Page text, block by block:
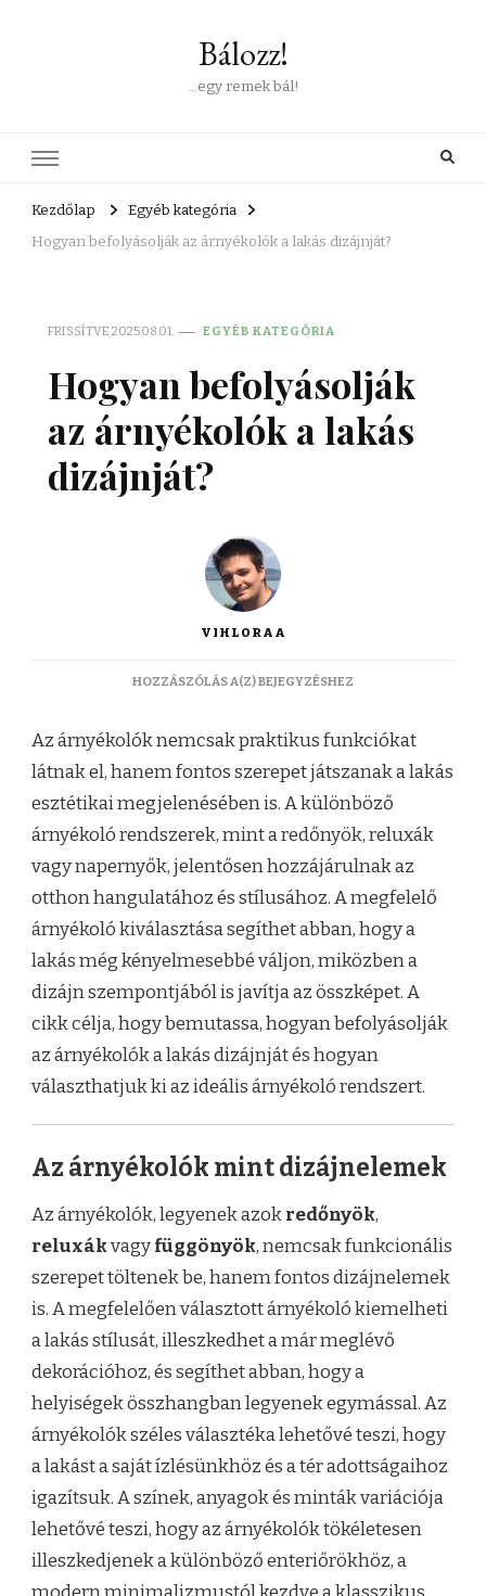
Bálozz!
…egy remek bál!
Kezdőlap
Egyéb kategória
Hogyan befolyásolják az árnyékolók a lakás dizájnját?
FRISSÍTVE 2025.08.01. EGYÉB KATEGÓRIA
Hogyan befolyásolják
az árnyékolók a lakás
dizájnját?
VIHLORAA
HOZZÁSZÓLÁS A(Z)HOGYAN
ÁRNYÉKOLÓK
LAKÁS
DIZÁJNJÁT?
BEJEGYZÉSHEZ
Az árnyékolók nemcsak praktikus funkciókat
látnak el, hanem fontos szerepet játszanak a lakás
esztétikai megjelenésében is. A különböző
árnyékoló rendszerek, mint a redőnyök, reluxák
vagy napernyők, jelentősen hozzájárulnak az
otthon hangulatához és stílusához. A megfelelő
árnyékoló kiválasztása segíthet abban, hogy a
lakás még kényelmesebbé váljon, miközben a
dizájn szempontjából is javítja az összképet. A
cikk célja, hogy bemutassa, hogyan befolyásolják
az árnyékolók a lakás dizájnját és hogyan
választhatjuk ki az ideális árnyékoló rendszert.
Az árnyékolók mint dizájnelemek
Az árnyékolók, legyenek azokredőnyök,
reluxákvagyfüggönyök, nemcsak funkcionális
szerepet töltenek be, hanem fontos dizájnelemek
is. A megfelelően választott árnyékoló kiemelheti
a lakás stílusát, illeszkedhet a már meglévő
dekorációhoz, és segíthet abban, hogy a
helyiségek összhangban legyenek egymással. Az
árnyékolók széles választéka lehetővé teszi, hogy
a lakást a saját ízlésünkhöz és a tér adottságaihoz
igazítsuk. A színek, anyagok és minták variációja
lehetővé teszi, hogy az árnyékolók tökéletesen
illeszkedjenek a különböző enteriőrökhöz, a